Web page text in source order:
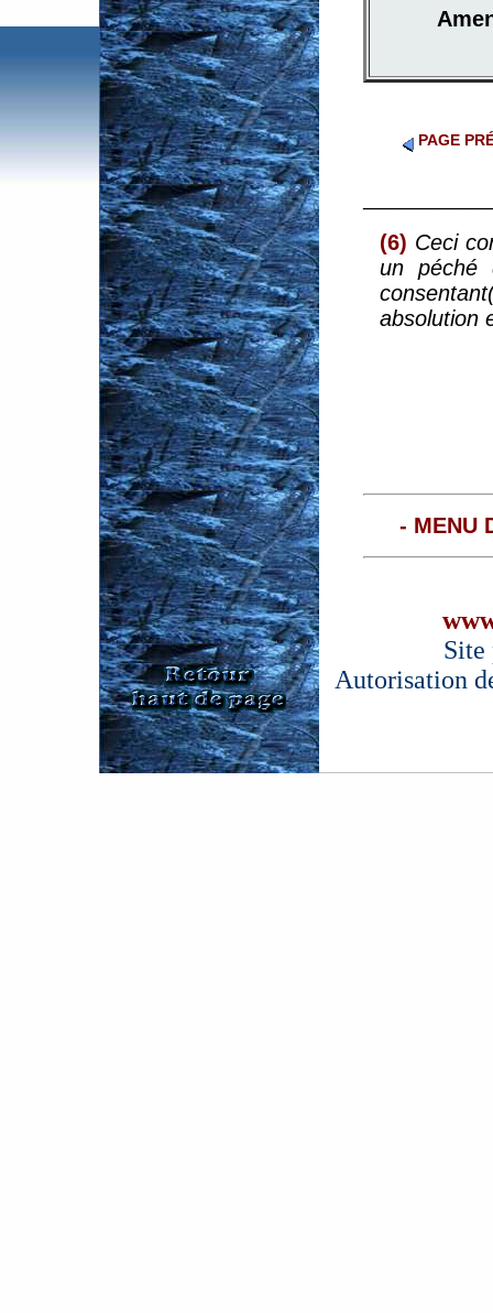
PAGE
(6) Ceci
un péché
absolution
- MENU
Site
Autorisation